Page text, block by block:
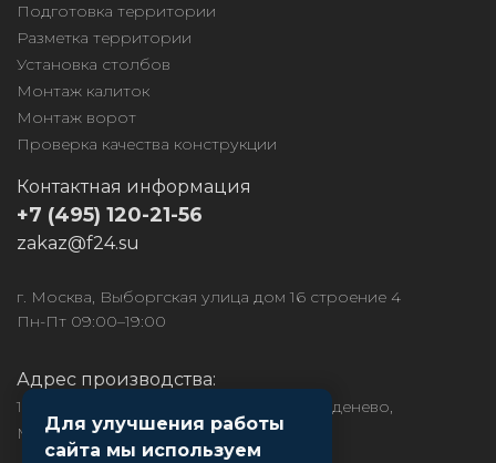
Подготовка территории
Разметка территории
Установка столбов
Монтаж калиток
Монтаж ворот
Проверка качества конструкции
Контактная информация
+7 (495) 120-21-56
zakaz@f24.su
г. Москва, Выборгская улица дом 16 строение 4
Пн-Пт 09:00–19:00
Адрес производства:
141850, МО, Дмитровский район, рп. Деденево,
Московское ш., д.1
Для улучшения работы
сайта мы используем